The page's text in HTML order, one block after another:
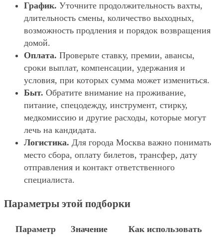
График. Уточните продолжительность вахты,
длительность смены, количество выходных,
возможность продления и порядок возвращения
домой.
Оплата. Проверьте ставку, премии, авансы,
сроки выплат, компенсации, удержания и
условия, при которых сумма может измениться.
Быт. Обратите внимание на проживание,
питание, спецодежду, инструмент, стирку,
медкомиссию и другие расходы, которые могут
лечь на кандидата.
Логистика. Для города Москва важно понимать
место сбора, оплату билетов, трансфер, дату
отправления и контакт ответственного
специалиста.
Параметры этой подборки
Параметр Значение Как использовать